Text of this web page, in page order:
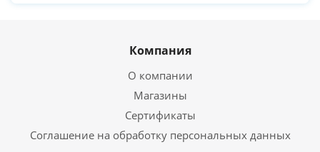
M2 1 ТБ
Интерфейс подключения
Компания
О компании
Магазины
Сертификаты
Соглашение на обработку персональных данных